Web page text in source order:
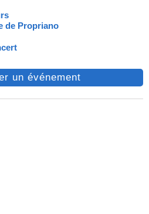
de Propriano
un événement